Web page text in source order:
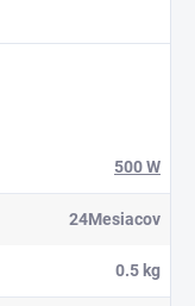
500 W
24Mesiacov
0.5 kg